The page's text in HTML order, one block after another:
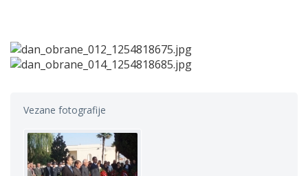
Vezane fotografije